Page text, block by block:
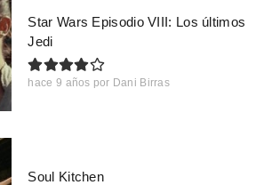
Star Wars Episodio VIII: Los últimos
Jedi
hace 9 años por Dani Birras
Soul Kitchen